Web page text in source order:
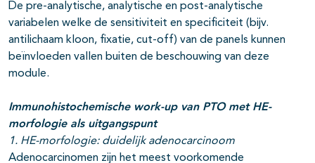
De pre-analytische, analytische en post-analytische
variabelen welke de sensitiviteit en specificiteit (bijv.
antilichaam kloon, fixatie, cut-off) van de panels kunnen
beïnvloeden vallen buiten de beschouwing van deze
module.
Immunohistochemische work-up van PTO met HE-
morfologie als uitgangspunt
1. HE-morfologie: duidelijk adenocarcinoom
Adenocarcinomen zijn het meest voorkomende